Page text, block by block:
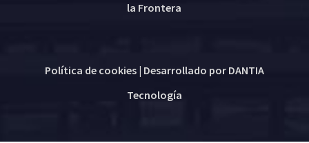
la Frontera
Política de cookies| Desarrollado por DANTIA
Tecnología